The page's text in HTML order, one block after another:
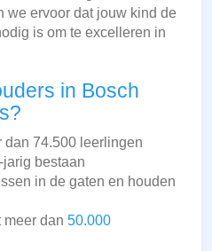
we ervoor dat jouw kind de
is om te excelleren in
in Bosch
dan 74.500 leerlingen
bestaan
in de gaten en houden
meer dan 50.000